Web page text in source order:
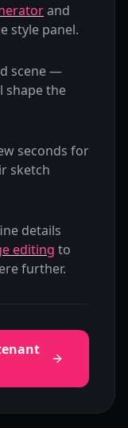
and
style panel.
scene —
shape the
seconds for
sketch
details
editing to
further.